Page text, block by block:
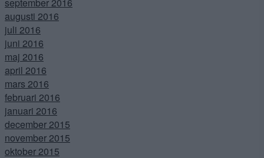
augusti 2016
juli 2016
juni 2016
maj 2016
april 2016
mars 2016
februari 2016
januari 2016
december 2015
november 2015
oktober 2015